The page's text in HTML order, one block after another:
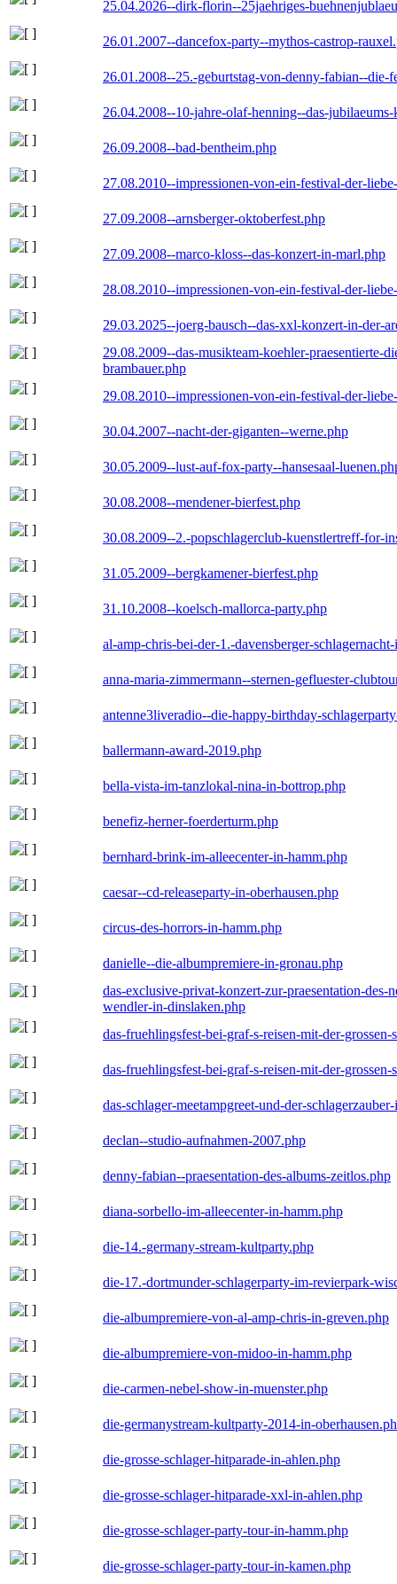
25.04.2026--dirk-florin--25jaehriges-
26.01.2007--dancefox-party--mythos-castrop-
26.01.2008--25.-geburtstag-von-denny-fabian--die-
26.04.2008--10-jahre-olaf-henning--das-
26.09.2008--bad-bentheim.php
27.08.2010--impressionen-von-ein-festival-der-
27.09.2008--arnsberger-oktoberfest.php
27.09.2008--marco-kloss--das-konzert-in-marl.php
28.08.2010--impressionen-von-ein-festival-der-
29.03.2025--joerg-bausch--das-xxl-konzert-in-der-
29.08.2009--das-musikteam-koehler-praesentierte-
brambauer.php
29.08.2010--impressionen-von-ein-festival-der-
30.04.2007--nacht-der-giganten--werne.php
30.05.2009--lust-auf-fox-party--hansesaal-
30.08.2008--mendener-bierfest.php
30.08.2009--2.-popschlagerclub-kuenstlertreff-for-
31.05.2009--bergkamener-bierfest.php
31.10.2008--koelsch-mallorca-party.php
al-amp-chris-bei-der-1.-davensberger-
anna-maria-zimmermann--sternen-gefluester-
antenne3liveradio--die-happy-birthday-
ballermann-award-2019.php
bella-vista-im-tanzlokal-nina-in-bottrop.php
benefiz-herner-foerderturm.php
bernhard-brink-im-alleecenter-in-hamm.php
caesar--cd-releaseparty-in-oberhausen.php
circus-des-horrors-in-hamm.php
danielle--die-albumpremiere-in-gronau.php
das-exclusive-privat-konzert-zur-praesentation-
wendler-in-dinslaken.php
das-fruehlingsfest-bei-graf-s-reisen-mit-der-
das-fruehlingsfest-bei-graf-s-reisen-mit-der-
das-schlager-meetampgreet-und-der-
declan--studio-aufnahmen-2007.php
denny-fabian--praesentation-des-albums-zeitlos.php
diana-sorbello-im-alleecenter-in-hamm.php
die-14.-germany-stream-kultparty.php
die-17.-dortmunder-schlagerparty-im-revierpark-
die-albumpremiere-von-al-amp-chris-in-greven.php
die-albumpremiere-von-midoo-in-hamm.php
die-carmen-nebel-show-in-muenster.php
die-germanystream-kultparty-2014-in-
die-grosse-schlager-hitparade-in-ahlen.php
die-grosse-schlager-hitparade-xxl-in-ahlen.php
die-grosse-schlager-party-tour-in-hamm.php
die-grosse-schlager-party-tour-in-kamen.php